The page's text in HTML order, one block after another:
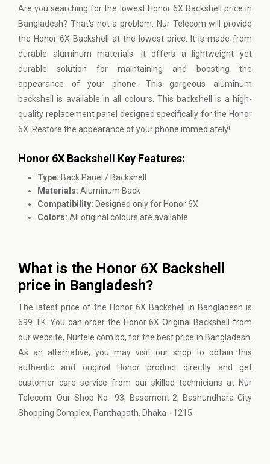
Are you searching for the lowest Honor 6X Backshell price in
Bangladesh? That's not a problem. Nur Telecom will provide
the Honor 6X Backshell at the lowest price. It is made from
durable aluminum materials. It offers a lightweight yet
durable solution for maintaining and boosting the
appearance of your phone. This gorgeous aluminum
backshell is available in all colours. This backshell is a high-
quality replacement panel designed specifically for the Honor
6X. Restore the appearance of your phone immediately!
Honor 6X Backshell Key Features:
Type: Back Panel / Backshell
Materials: Aluminum Back
Compatibility: Designed only for Honor 6X
Colors: All original colours are available
What is the Honor 6X Backshell
price in Bangladesh?
The latest price of the Honor 6X Backshell in Bangladesh is
699 TK. You can order the Honor 6X Original Backshell from
our website, Nurtele.com.bd, for the best price in Bangladesh.
As an alternative, you may visit our shop to obtain this
authentic and original Honor product directly and get
customer care service from our skilled technicians at Nur
Telecom. Our Shop No- 93, Basement-2, Bashundhara City
Shopping Complex, Panthapath, Dhaka - 1215.